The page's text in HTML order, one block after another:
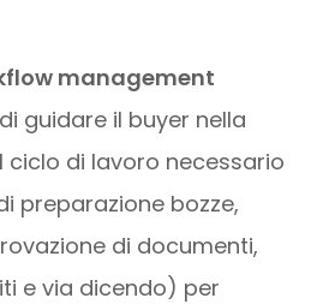
management
guidare il buyer nella
di lavoro necessario
preparazione bozze,
di documenti,
e via dicendo) per